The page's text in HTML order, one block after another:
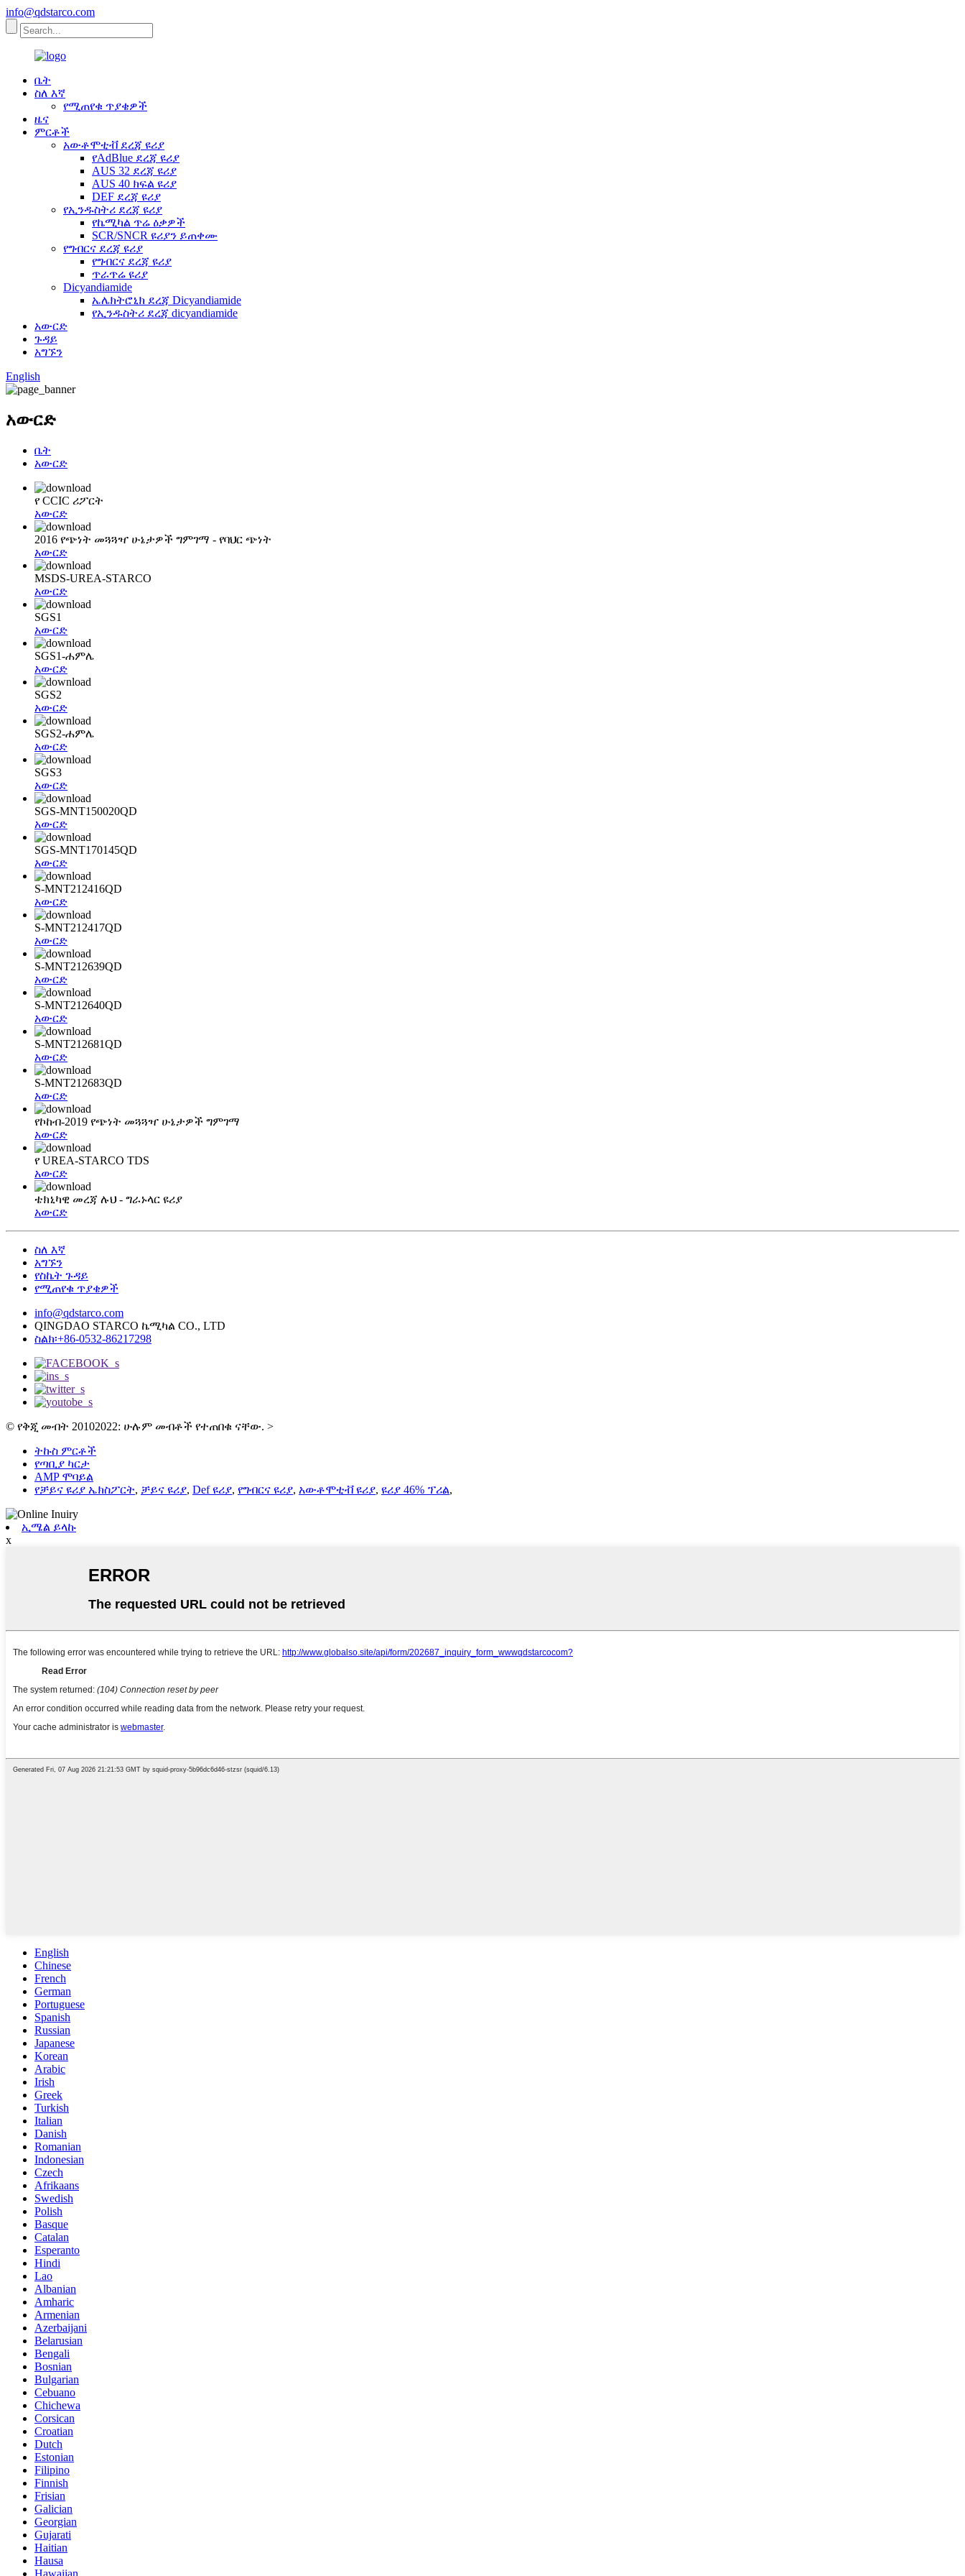
info@qdstarco.com
ቤት
ስለ እኛ
የሚጠየቁ ጥያቄዎች
ዜና
ምርቶች
አውቶሞቲቭ ደረጃ ዩሪያ
የAdBlue ደረጃ ዩሪያ
AUS 32 ደረጃ ዩሪያ
AUS 40 ክፍል ዩሪያ
DEF ደረጃ ዩሪያ
የኢንዱስትሪ ደረጃ ዩሪያ
የኬሚካል ጥሬ ዕቃዎች
SCR/SNCR ዩሪያን ይጠቀሙ
የግብርና ደረጃ ዩሪያ
የግብርና ደረጃ ዩሪያ
ጥራጥሬ ዩሪያ
Dicyandiamide
ኤሌክትሮኒክ ደረጃ Dicyandiamide
የኢንዱስትሪ ደረጃ dicyandiamide
አውርድ
ጉዳይ
አግኙን
English
አውርድ
ቤት
አውርድ
የ CCIC ሪፖርት
አውርድ
2016 የጭነት መጓጓዣ ሁኔታዎች ግምገማ - የባህር ጭነት
አውርድ
MSDS-UREA-STARCO
አውርድ
SGS1
አውርድ
SGS1-ሐምሌ
አውርድ
SGS2
አውርድ
SGS2-ሐምሌ
አውርድ
SGS3
አውርድ
SGS-MNT150020QD
አውርድ
SGS-MNT170145QD
አውርድ
S-MNT212416QD
አውርድ
S-MNT212417QD
አውርድ
S-MNT212639QD
አውርድ
S-MNT212640QD
አውርድ
S-MNT212681QD
አውርድ
S-MNT212683QD
አውርድ
የኮከብ-2019 የጭነት መጓጓዣ ሁኔታዎች ግምገማ
አውርድ
የ UREA-STARCO TDS
አውርድ
ቴክኒካዊ መረጃ ሉህ - ግራኑላር ዩሪያ
አውርድ
ስለ እኛ
አግኙን
የስኬት ጉዳይ
የሚጠየቁ ጥያቄዎች
info@qdstarco.com
QINGDAO STARCO ኬሚካል CO., LTD
ስልክ፡+86-0532-86217298
© የቅጂ መብት 20102022: ሁሉም መብቶች የተጠበቁ ናቸው. >
ትኩስ ምርቶች
የጣቢያ ካርታ
AMP ሞባይል
የቻይና ዩሪያ ኤክስፖርት, ቻይና ዩሪያ, Def ዩሪያ, የግብርና ዩሪያ, አውቶሞቲቭ ዩሪያ, ዩሪያ 46% ፕሪል,
ኢሜል ይላኩ
x
English
Chinese
French
German
Portuguese
Spanish
Russian
Japanese
Korean
Arabic
Irish
Greek
Turkish
Italian
Danish
Romanian
Indonesian
Czech
Afrikaans
Swedish
Polish
Basque
Catalan
Esperanto
Hindi
Lao
Albanian
Amharic
Armenian
Azerbaijani
Belarusian
Bengali
Bosnian
Bulgarian
Cebuano
Chichewa
Corsican
Croatian
Dutch
Estonian
Filipino
Finnish
Frisian
Galician
Georgian
Gujarati
Haitian
Hausa
Hawaiian